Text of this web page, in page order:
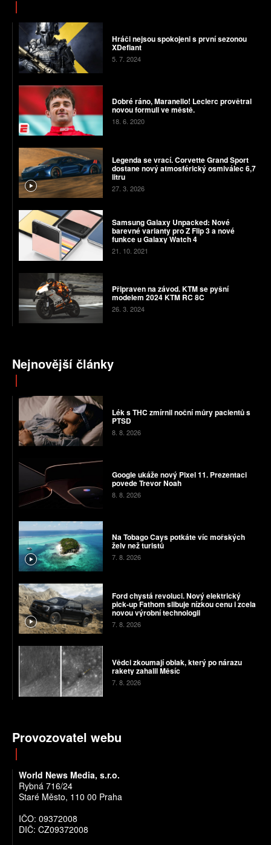
Hráči nejsou spokojeni s první sezonou
XDefiant
5. 7. 2024
Dobré ráno, Maranello! Leclerc provětral
novou formuli ve městě.
18. 6. 2020
Legenda se vrací. Corvette Grand Sport
dostane nový atmosférický osmiválec 6,7
litru
27. 3. 2026
Samsung Galaxy Unpacked: Nové
barevné varianty pro Z Flip 3 a nové
funkce u Galaxy Watch 4
21. 10. 2021
Připraven na závod. KTM se pyšní
modelem 2024 KTM RC 8C
26. 3. 2024
Nejnovější články
Lék s THC zmírnil noční můry pacientů s
PTSD
8. 8. 2026
Google ukáže nový Pixel 11. Prezentaci
povede Trevor Noah
8. 8. 2026
Na Tobago Cays potkáte víc mořských
želv než turistů
7. 8. 2026
Ford chystá revoluci. Nový elektrický
pick-up Fathom slibuje nízkou cenu i zcela
novou výrobní technologii
7. 8. 2026
Vědci zkoumají oblak, který po nárazu
rakety zahalil Měsíc
7. 8. 2026
Provozovatel webu
World News Media, s.r.o.
Rybná 716/24
Staré Město, 110 00 Praha
IČO: 09372008
DIČ: CZ09372008